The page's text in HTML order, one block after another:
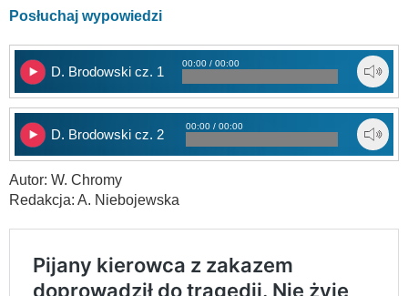
Posłuchaj wypowiedzi
D. Brodowski cz. 1
00:00 / 00:00
D. Brodowski cz. 2
00:00 / 00:00
Autor: W. Chromy
Redakcja: A. Niebojewska